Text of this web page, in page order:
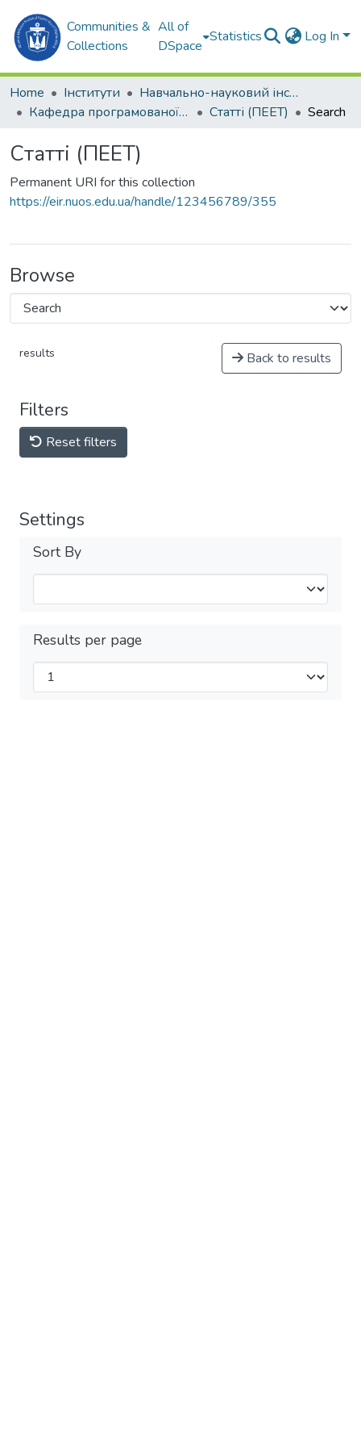
Communities &
Collections
All of
DSpace
Statistics Log In
Home Інститути
Навчально-науковий інститут автоматики та електротехніки (ННІАЕ)
Кафедра програмованої електроніки, електротехніки і телекомунікацій (ПЕЕТ)
Статті (ПЕЕТ) Search
Статті (ПЕЕТ)
Permanent URI for this collection
https://eir.nuos.edu.ua/handle/123456789/355
Browse
results Back to results
Filters
Reset filters
Settings
Sort By
Results per page